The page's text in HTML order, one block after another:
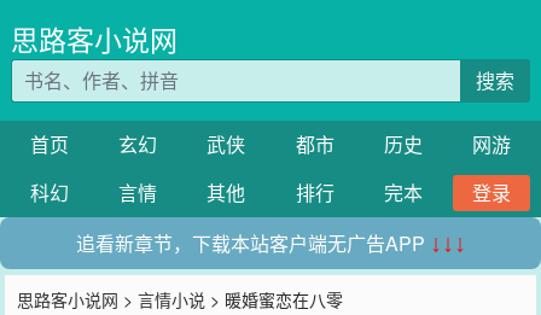
思路客小说网
搜索
首页 玄幻 武侠 都市 历史
网游
科幻
言情 其他 排行 完本
登录
追看新章节，下载本站客户端无广告APP ↓↓↓
思路客小说网 >言情小说 > 暖婚蜜恋在八零